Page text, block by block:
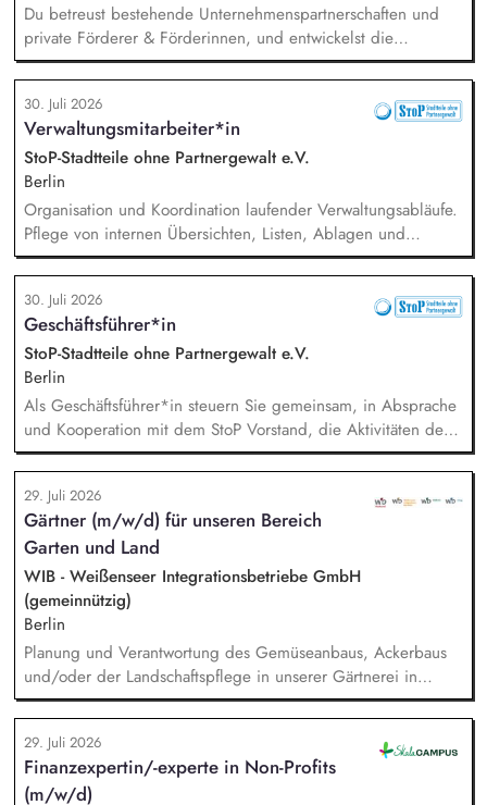
Du betreust bestehende Unternehmenspartnerschaften und
private Förderer & Förderinnen, und entwickelst die
Zusammenarbeit systematisch weiter. Du identifizierst neue
Unternehmen und Förderer & Förderinnen und sprichst sie
aktiv an. Du planst und setzt Fundraising-Maßnahmen
eigenständig um und verfolgst deren Ergebnisse. Du
arbeitest eng mit der Landesdirektion, dem Marketing und
unseren Programmkollegen zusammen.
30. Juli 2026
Verwaltungsmitarbeiter*in
StoP-Stadtteile ohne Partnergewalt e.V.
Berlin
Organisation und Koordination laufender Verwaltungsabläufe.
Pflege von internen Übersichten, Listen, Ablagen und
Dokumentationen. Verwaltung von Terminen, Fristen,
Anfragen und interner Kommunikation. Unterstützung bei der
Organisation von Veranstaltungen (online und in Präsenz).
Administrative Unterstützung der Vereinsarbeit, insbesondere
bei der Verwaltung der Mitgliederdaten, Mitgliedsbeiträge,
Vereinsregister und bei der Organisation von
Vereinsgremien.
30. Juli 2026
Geschäftsführer*in
StoP-Stadtteile ohne Partnergewalt e.V.
Berlin
Als Geschäftsführer*in steuern Sie gemeinsam, in Absprache
und Kooperation mit dem StoP Vorstand, die Aktivitäten der
Bundesfachstelle StoP. Im Einzelnen bedeutet das:
Projektmanagement und Verantwortung für die Umsetzung
des Gesamtprojektes, Gesamtsteuerung und Sicherstellung
des wirtschaftlichen Betriebes der Geschäftsstelle und des
Vereins (Finanzierung, Controlling), Akquise von
Fördermitteln und Spenden sowie Personalverantwortung für
die Bundesfachstelle mit 4 Mitarbeitenden.
29. Juli 2026
Gärtner (m/w/d) für unseren Bereich
Garten und Land
WIB - Weißenseer Integrationsbetriebe GmbH
(gemeinnützig)
Berlin
Planung und Verantwortung des Gemüseanbaus, Ackerbaus
und/oder der Landschaftspflege in unserer Gärtnerei in
Berlin-Malchow, Umsetzung eines zertifizierten Bio-Anbaus,
fachliche Anleitung und Unterstützung der Teilnehmenden
und Beschäftigten, Organisation der Arbeitsabläufe und einer
zweckmäßigen Arbeitsplatzgestaltung, Überwachung der
Einhaltung von Gesundheits-, Arbeitsschutz- und
29. Juli 2026
Finanzexpertin/-experte in Non-Profits
(m/w/d)